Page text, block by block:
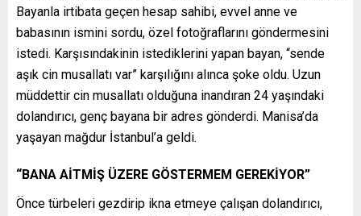
Bayanla irtibata geçen hesap sahibi, evvel anne ve
babasının ismini sordu, özel fotoğraflarını göndermesini
istedi. Karşısındakinin istediklerini yapan bayan, “sende
aşık cin musallatı var” karşılığını alınca şoke oldu. Uzun
müddettir cin musallatı olduğuna inandıran 24 yaşındaki
dolandırıcı, genç bayana bir adres gönderdi. Manisa’da
yaşayan mağdur İstanbul’a geldi.
“BANA AİTMİŞ ÜZERE GÖSTERMEM GEREKİYOR”
Önce türbeleri gezdirip ikna etmeye çalışan dolandırıcı,